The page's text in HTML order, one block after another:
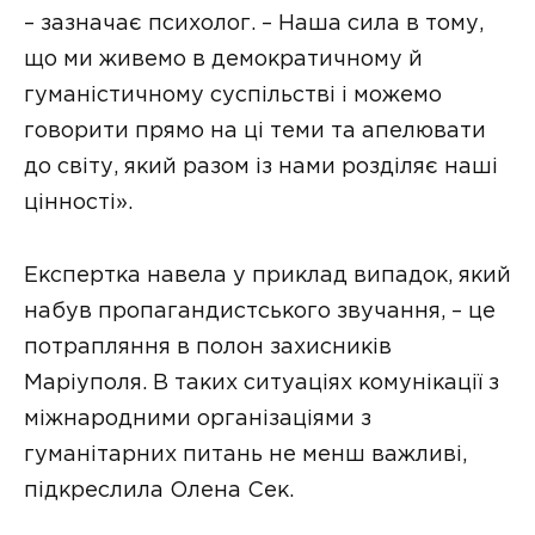
– зазначає психолог. – Наша сила в тому,
що ми живемо в демократичному й
гуманістичному суспільстві і можемо
говорити прямо на ці теми та апелювати
до світу, який разом із нами розділяє наші
цінності».
Експертка навела у приклад випадок, який
набув пропагандистського звучання, – це
потрапляння в полон захисників
Маріуполя. В таких ситуаціях комунікації з
міжнародними організаціями з
гуманітарних питань не менш важливі,
підкреслила Олена Сек.